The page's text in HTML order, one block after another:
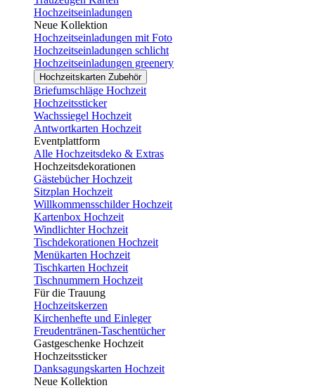
Hochzeitseinladungen
Neue Kollektion
Hochzeitseinladungen mit Foto
Hochzeitseinladungen schlicht
Hochzeitseinladungen greenery
Hochzeitskarten Zubehör
Briefumschläge Hochzeit
Hochzeitssticker
Wachssiegel Hochzeit
Antwortkarten Hochzeit
Eventplattform
Alle Hochzeitsdeko & Extras
Hochzeitsdekorationen
Gästebücher Hochzeit
Sitzplan Hochzeit
Willkommensschilder Hochzeit
Kartenbox Hochzeit
Windlichter Hochzeit
Tischdekorationen Hochzeit
Menükarten Hochzeit
Tischkarten Hochzeit
Tischnummern Hochzeit
Für die Trauung
Hochzeitskerzen
Kirchenhefte und Einleger
Freudentränen-Taschentücher
Gastgeschenke Hochzeit
Hochzeitssticker
Danksagungskarten Hochzeit
Neue Kollektion